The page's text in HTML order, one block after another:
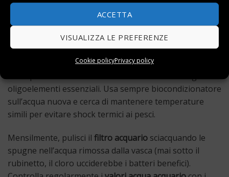
ACCETTA
VISUALIZZA LE PREFERENZE
Cookie policyPrivacy policy
dell’Acquario in Casa
Gestire unacquario casarichiede costanza, ma non è
affatto un’attività opprimente se organizzata
correttamente. La manutenzione settimanale consiste
principalmente in un cambio parziale dell’acqua del 20-
oligoelementi essenziali. Usa sempre biocondizionatore
sull’acqua nuova e cerca di mantenere temperature
simili per evitare shock termici ai pesci.
Mensilmente, pulisci il filtro acquario sciacquando le
spugne nell’acqua rimossa dalla vasca (mai sotto il
rubinetto, il cloro ucciderebbe i batteri benefici).